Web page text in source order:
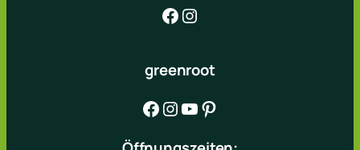
Facebook Instagram
greenroot
Facebook Instagram YouTube Pinterest